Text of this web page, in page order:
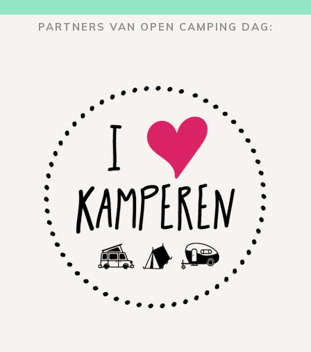
PARTNERS VAN OPEN CAMPING DAG: